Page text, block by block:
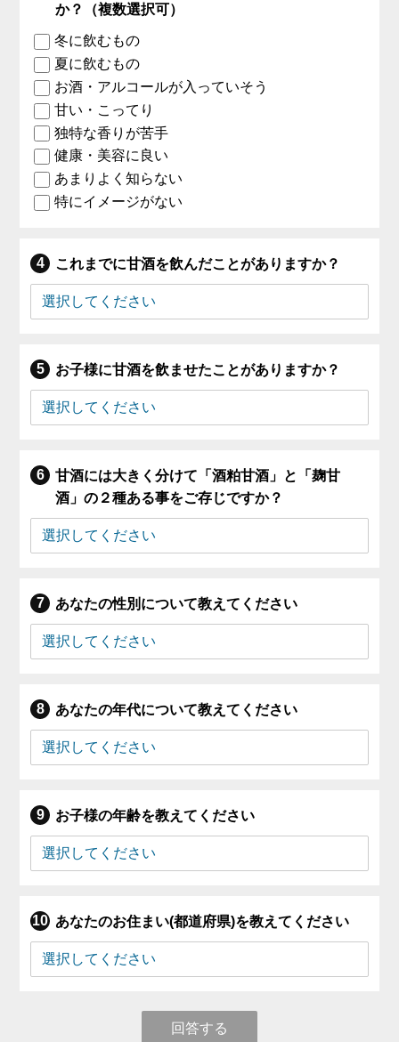
か？（複数選択可）
冬に飲むもの
夏に飲むもの
お酒・アルコールが入っていそう
甘い・こってり
独特な香りが苦手
健康・美容に良い
あまりよく知らない
特にイメージがない
これまでに甘酒を飲んだことがありますか？
お子様に甘酒を飲ませたことがありますか？
甘酒には大きく分けて「酒粕甘酒」と「麹甘
酒」の２種ある事をご存じですか？
あなたの性別について教えてください
あなたの年代について教えてください
お子様の年齢を教えてください
あなたのお住まい(都道府県)を教えてください
回答する